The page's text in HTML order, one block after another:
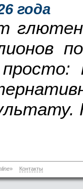
года
» Контакты